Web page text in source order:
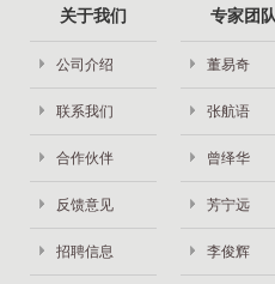
关于我们
公司介绍
联系我们
合作伙伴
反馈意见
招聘信息
专家团队
董易奇
张航语
曾绎华
芳宁远
李俊辉